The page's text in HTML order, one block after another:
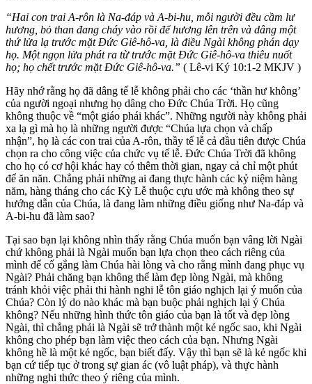
“Hai con trai A-rôn là Na-đáp và A-bi-hu, mỗi người đều cầm lư
hương, bỏ than đang cháy vào rồi để hương lên trên và dâng một
thứ lửa lạ trước mặt Đức Giê-hô-va, là điều Ngài không phán dạy
họ. Một ngọn lửa phát ra từ trước mặt Đức Giê-hô-va thiêu nuốt
họ; họ chết trước mặt Đức Giê-hô-va.” ( Lê-vi Ký 10:1-2 MKJV )
Hãy nhớ rằng họ đã dâng tế lễ không phải cho các ‘thần hư không’
của người ngoại nhưng họ dâng cho Đức Chúa Trời. Họ cũng
không thuộc về “một giáo phái khác”. Những người này không phải
xa lạ gì mà họ là những người được “Chúa lựa chọn và chấp
nhận”, họ là các con trai của A-rôn, thầy tế lễ cả đầu tiên được Chúa
chọn ra cho công việc của chức vụ tế lễ. Đức Chúa Trời đã không
cho họ có cơ hội khác hay có thêm thời gian, ngay cả chỉ một phút
để ăn năn. Chẳng phải những ai đang thực hành các kỷ niệm hàng
năm, hàng tháng cho các Kỳ Lễ thuộc cựu ước mà không theo sự
hướng dẫn của Chúa, là đang làm những điều giống như Na-đáp và
A-bi-hu đã làm sao?
Tại sao bạn lại không nhìn thấy rằng Chúa muốn bạn vâng lời Ngài
chứ không phải là Ngài muốn bạn lựa chọn theo cách riêng của
mình để cố gắng làm Chúa hài lòng và cho rằng mình đang phục vụ
Ngài? Phải chăng bạn không thể làm đẹp lòng Ngài, mà không
tránh khỏi việc phải thi hành nghi lễ tôn giáo nghịch lại ý muốn của
Chúa? Còn lý do nào khác mà bạn buộc phải nghịch lại ý Chúa
không? Nếu những hình thức tôn giáo của bạn là tốt và đẹp lòng
Ngài, thì chẳng phải là Ngài sẽ trở thành một kẻ ngốc sao, khi Ngài
không cho phép bạn làm việc theo cách của bạn. Nhưng Ngài
không hề là một kẻ ngốc, bạn biết đấy. Vậy thì bạn sẽ là kẻ ngốc khi
bạn cứ tiếp tục ở trong sự gian ác (vô luật pháp), và thực hành
những nghi thức theo ý riêng của mình.